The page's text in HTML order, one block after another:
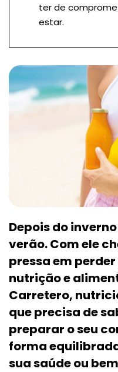
ter de
estar.
Depois do
verão. Com ele
pressa em
nutrição e
Carretero,
que precisa de
preparar o seu
forma
sua saúde ou